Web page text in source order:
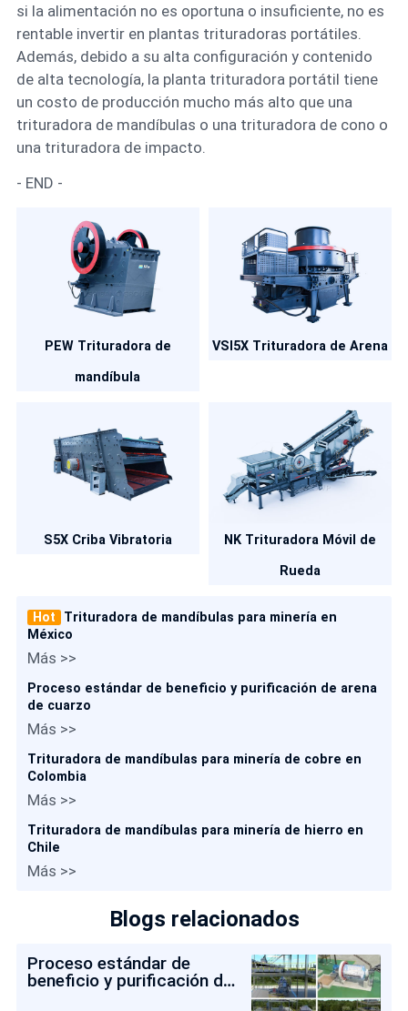
si la alimentación no es oportuna o insuficiente, no es
rentable invertir en plantas trituradoras portátiles.
Además, debido a su alta configuración y contenido
de alta tecnología, la planta trituradora portátil tiene
un costo de producción mucho más alto que una
trituradora de mandíbulas o una trituradora de cono o
una trituradora de impacto.
- END -
PEW Trituradora de
mandíbula
VSI5X Trituradora de Arena
S5X Criba Vibratoria
NK Trituradora Móvil de
Rueda
Hot
Trituradora de mandíbulas para minería en
México
Más >>
Proceso estándar de beneficio y purificación de arena
de cuarzo
Más >>
Trituradora de mandíbulas para minería de cobre en
Colombia
Más >>
Trituradora de mandíbulas para minería de hierro en
Chile
Más >>
Blogs relacionados
Proceso estándar de
beneficio y purificación de